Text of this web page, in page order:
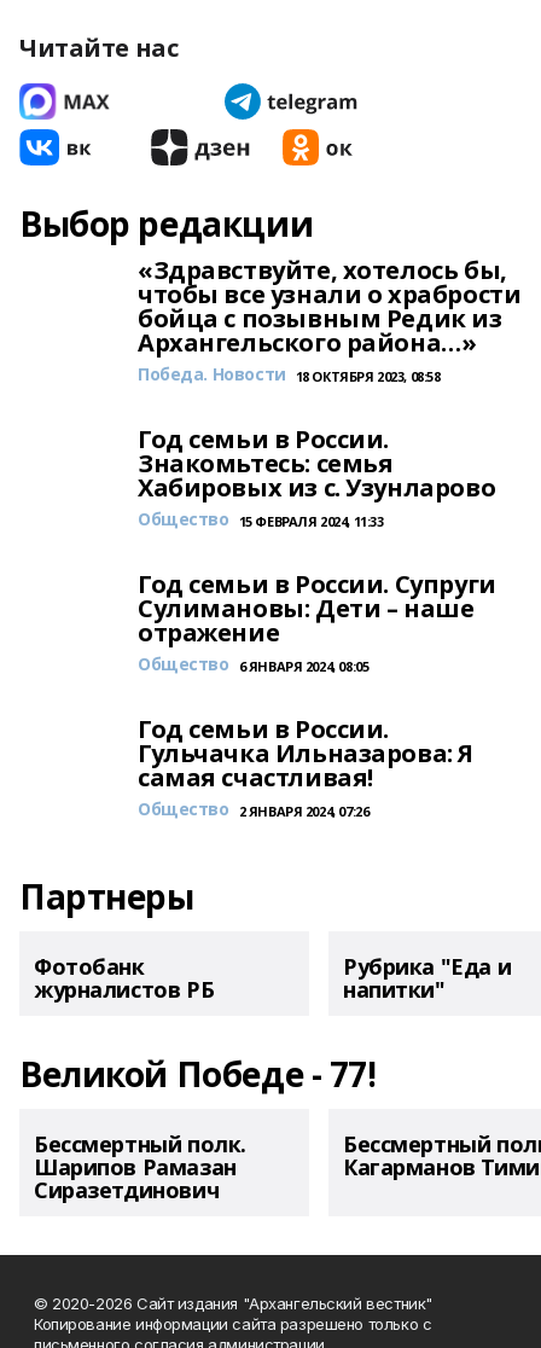
Читайте нас
Выбор редакции
«Здравствуйте, хотелось бы,
чтобы все узнали о храбрости
бойца с позывным Редик из
Архангельского района…»
Победа. Новости 18 ОКТЯБРЯ 2023, 08:58
Год семьи в России.
Знакомьтесь: семья
Хабировых из с. Узунларово
Общество 15 ФЕВРАЛЯ 2024, 11:33
Год семьи в России. Супруги
Сулимановы: Дети – наше
отражение
Общество 6 ЯНВАРЯ 2024, 08:05
Год семьи в России.
Гульчачка Ильназарова: Я
самая счастливая!
Общество 2 ЯНВАРЯ 2024, 07:26
Партнеры
Фотобанк
журналистов РБ
Рубрика "Еда и
напитки"
Великой Победе - 77!
Бессмертный полк.
Шарипов Рамазан
Сиразетдинович
Бессмертный
Кагарманов
© 2020-2026 Сайт издания "Архангельский вестник"
Копирование информации сайта разрешено только с